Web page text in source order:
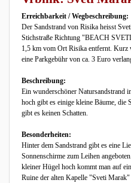
Erreichbarkeit / Wegbeschreibung:
Der Sandstrand von Risika heisst
Stichstraße Richtung "BEACH
1,5 km vom Ort Risika entfernt. Kurz
eine Parkgebühr von ca. 3 Euro
Beschreibung:
Ein wunderschöner Natursandstrand
hoch gibt es einige kleine Bäume, die
gibt es keinen Schatten.
Besonderheiten:
Hinter dem Sandstrand gibt es eine
Sonnenschirme zum Leihen
kleiner Hügel hoch kommt man auf
Ruine der alten Kapelle "Sveti